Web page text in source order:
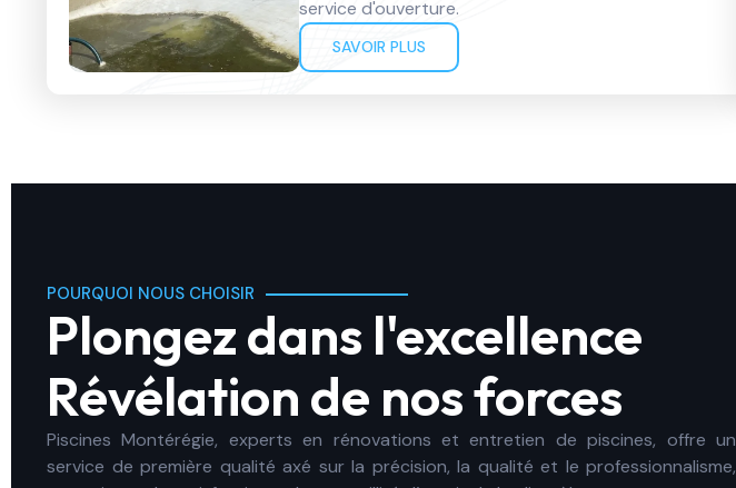
service d'ouverture.
SAVOIR PLUS
POURQUOI NOUS CHOISIR
Plongez dans l'excellence
Révélation de nos forces
Piscines Montérégie, experts en rénovations et entretien de piscines, offre un
service de première qualité axé sur la précision, la qualité et le professionnalisme,